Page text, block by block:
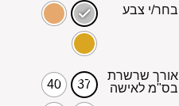
בחר/י צבע
אורך שרשרת
בס"מ לאישה
37
40